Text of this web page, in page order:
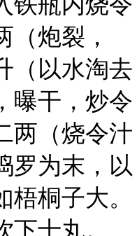
（炮裂，
（以水淘去
曝干，炒令
两（烧令汁
罗为末，以
桐子大。
十丸。